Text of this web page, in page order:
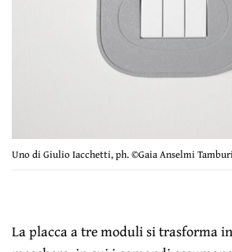
Uno di Giulio Iacchetti, ph. ©Gaia Anselmi
La placca a tre moduli si trasforma